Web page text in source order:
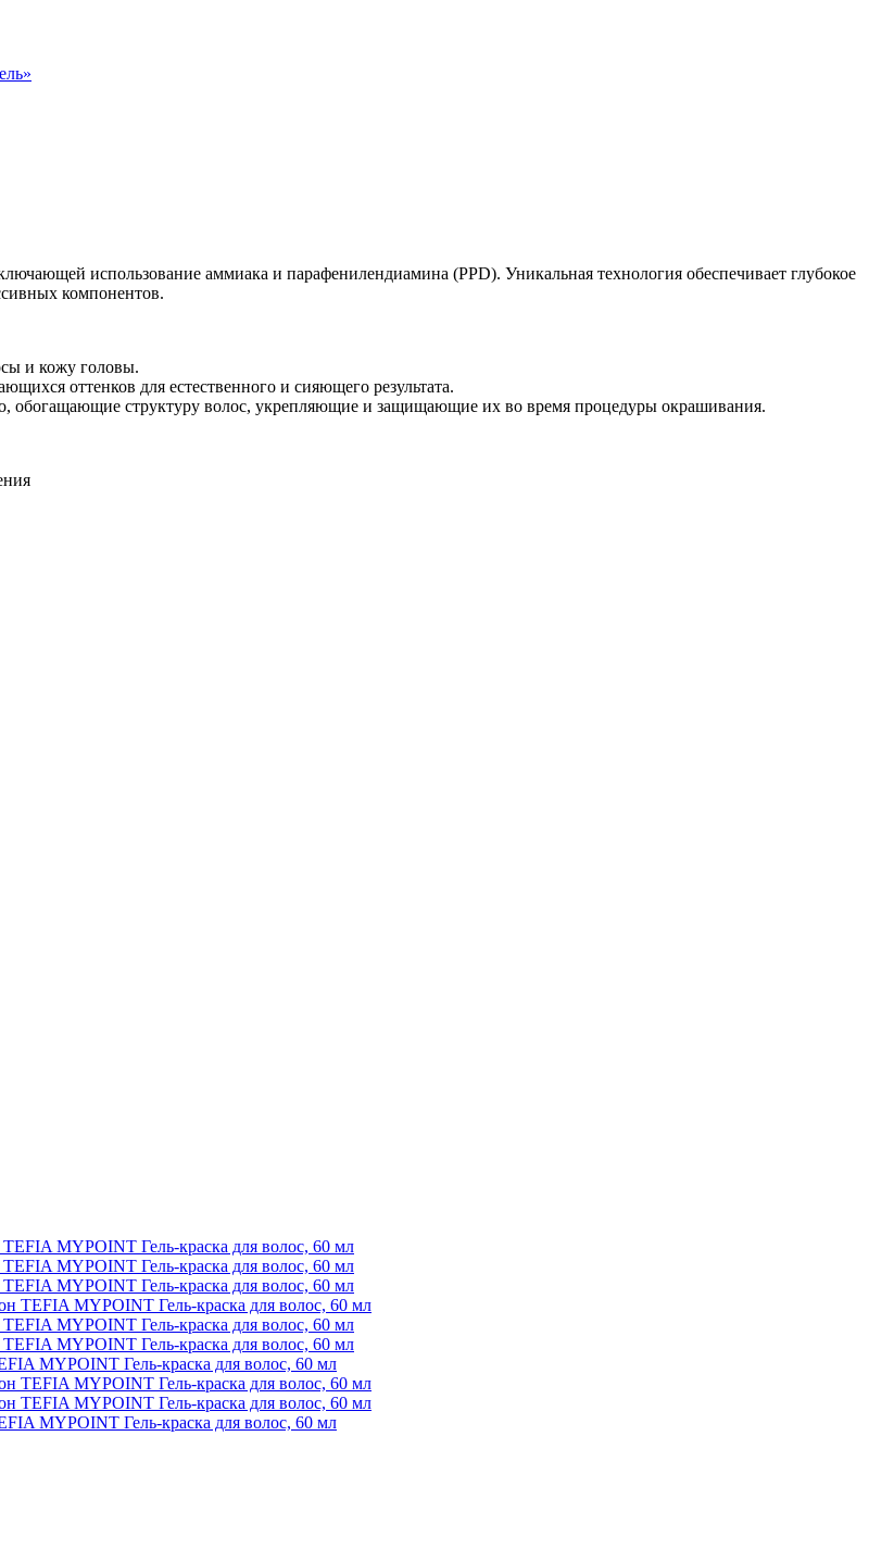
»
использование аммиака и парафенилендиамина (PPD). Уникальная технология обеспечивает глубокое
компонентов.
и кожу головы.
оттенков для естественного и сияющего результата.
структуру волос, укрепляющие и защищающие их во время процедуры окрашивания.
MYPOINT Гель-краска для волос, 60 мл
TEFIA MYPOINT Гель-краска для волос, 60 мл
TEFIA MYPOINT Гель-краска для волос, 60 мл
TEFIA MYPOINT Гель-краска для волос, 60 мл
MYPOINT Гель-краска для волос, 60 мл
TEFIA MYPOINT Гель-краска для волос, 60 мл
MYPOINT Гель-краска для волос, 60 мл
TEFIA MYPOINT Гель-краска для волос, 60 мл
TEFIA MYPOINT Гель-краска для волос, 60 мл
MYPOINT Гель-краска для волос, 60 мл